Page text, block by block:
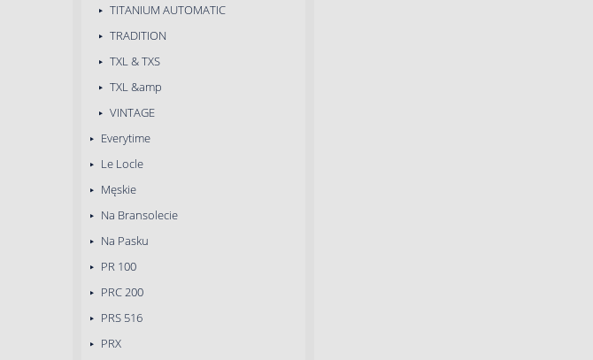
TITANIUM AUTOMATIC
TRADITION
TXL & TXS
TXL &amp
VINTAGE
Everytime
Le Locle
Męskie
Na Bransolecie
Na Pasku
PR 100
PRC 200
PRS 516
PRX